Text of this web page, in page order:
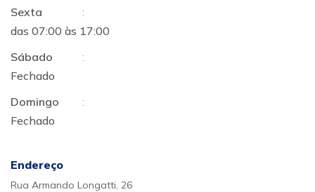
Sexta
:
das 07:00 às 17:00
Sábado
:
Fechado
Domingo
:
Fechado
Endereço
Rua Armando Longatti, 26